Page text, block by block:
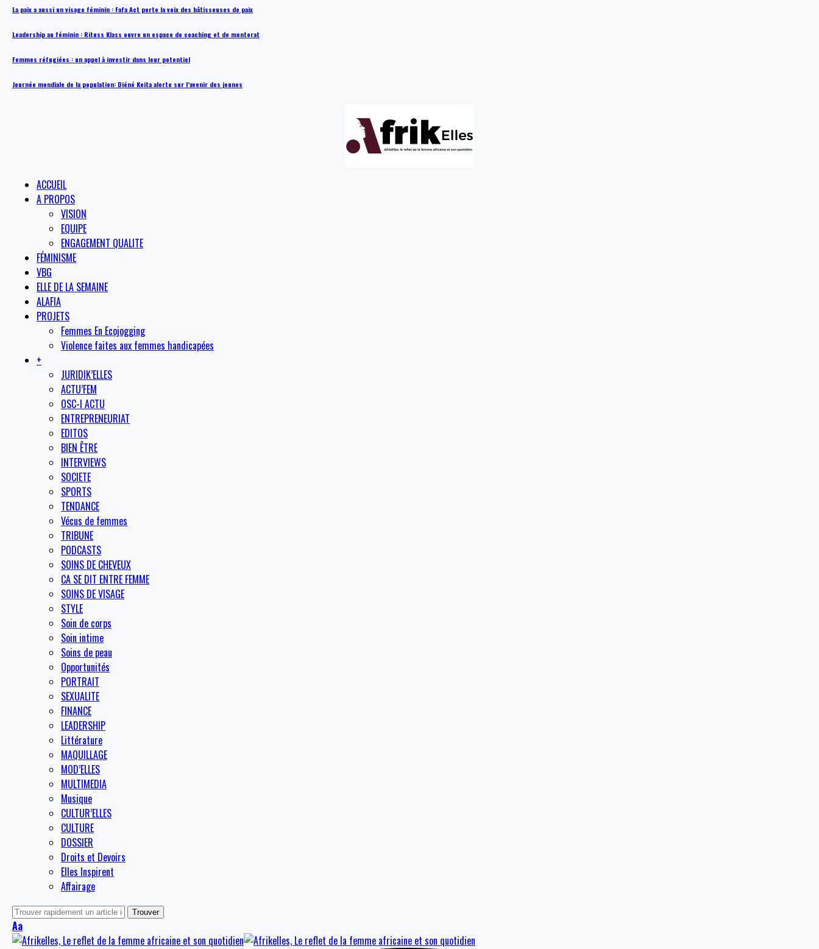
La paix a aussi un visage féminin : Fafa Act porte la voix des bâtisseuses de paix
Leadership au féminin : Rituss Klass ouvre un espace de coaching et de mentorat
Femmes réfugiées : un appel à investir dans leur potentiel
Journée mondiale de la population: Diéné Keita alerte sur l’avenir des jeunes
ACCUEIL
A PROPOS
VISION
EQUIPE
ENGAGEMENT QUALITE
FÉMINISME
VBG
ELLE DE LA SEMAINE
ALAFIA
PROJETS
Femmes En Ecojogging
Violence faites aux femmes handicapées
+
JURIDIK’ELLES
ACTU’FEM
OSC-I ACTU
ENTREPRENEURIAT
EDITOS
BIEN ÊTRE
INTERVIEWS
SOCIETE
SPORTS
TENDANCE
Vécus de femmes
TRIBUNE
PODCASTS
SOINS DE CHEVEUX
CA SE DIT ENTRE FEMME
SOINS DE VISAGE
STYLE
Soin de corps
Soin intime
Soins de peau
Opportunités
PORTRAIT
SEXUALITE
FINANCE
LEADERSHIP
Littérature
MAQUILLAGE
MOD’ELLES
MULTIMEDIA
Musique
CULTUR’ELLES
CULTURE
DOSSIER
Droits et Devoirs
Elles Inspirent
Affairage
Aa